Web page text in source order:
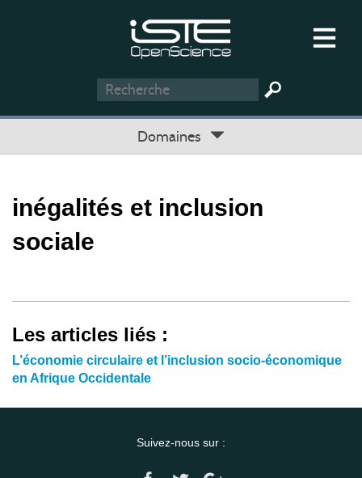
Domaines
inégalités et inclusion
sociale
Les articles liés :
L’économie circulaire et l’inclusion socio-économique
en Afrique Occidentale
Suivez-nous sur :